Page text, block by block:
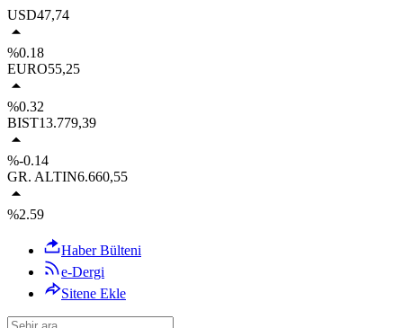
USD47,74
%0.18
EURO55,25
%0.32
BIST13.779,39
%-0.14
GR. ALTIN6.660,55
%2.59
Haber Bülteni
e-Dergi
Sitene Ekle